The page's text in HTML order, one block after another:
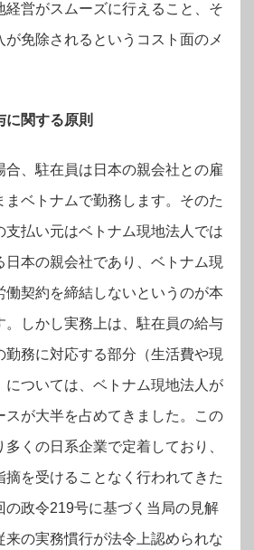
経営がスムーズに行えること、そ
が免除されるというコスト面のメ
に関する原則
、駐在員は日本の親会社との雇
まベトナムで勤務します。そのた
支払い元はベトナム現地法人では
日本の親会社であり、ベトナム現
働契約を締結しないというのが本
。しかし実務上は、駐在員の給与
勤務に対応する部分（生活費や現
については、ベトナム現地法人が
スが大半を占めてきました。この
くの日系企業で定着しており、
摘を受けることなく行われてきた
の政令219号に基づく当局の見解
来の実務慣行が法令上認められな